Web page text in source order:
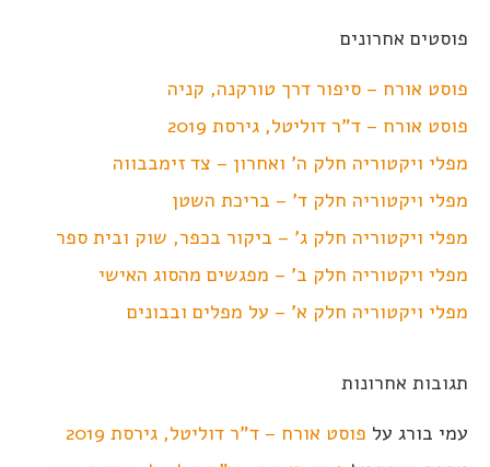
פוסטים אחרונים
פוסט אורח – סיפור דרך טורקנה, קניה
פוסט אורח – ד"ר דוליטל, גירסת 2019
מפלי ויקטוריה חלק ה' ואחרון – צד זימבבווה
מפלי ויקטוריה חלק ד' – בריכת השטן
מפלי ויקטוריה חלק ג' – ביקור בכפר, שוק ובית ספר
מפלי ויקטוריה חלק ב' – מפגשים מהסוג האישי
מפלי ויקטוריה חלק א' – על מפלים ובבונים
תגובות אחרונות
עמי בורג על פוסט אורח – ד"ר דוליטל, גירסת 2019